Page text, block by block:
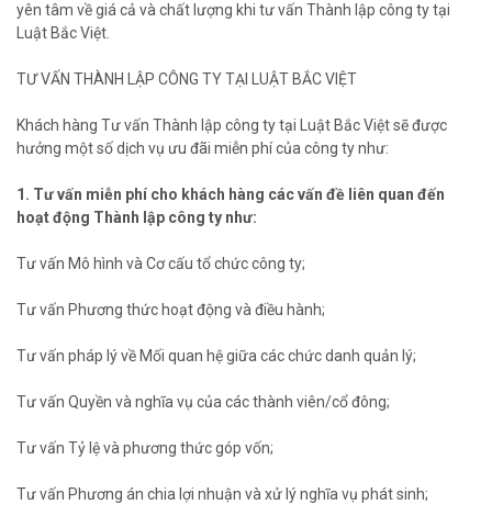
yên tâm về giá cả và chất lượng khi tư vấn Thành lập công ty tại
Luật Bắc Việt.
TƯ VẤN THÀNH LẬP CÔNG TY TẠI LUẬT BẮC VIỆT
Khách hàng Tư vấn Thành lập công ty tại Luật Bắc Việt sẽ được
hưởng một số dịch vụ ưu đãi miễn phí của công ty như:
1. Tư vấn miễn phí cho khách hàng các vấn đề liên quan đến
hoạt động Thành lập công ty như:
Tư vấn Mô hình và Cơ cấu tổ chức công ty;
Tư vấn Phương thức hoạt động và điều hành;
Tư vấn pháp lý về Mối quan hệ giữa các chức danh quản lý;
Tư vấn Quyền và nghĩa vụ của các thành viên/cổ đông;
Tư vấn Tỷ lệ và phương thức góp vốn;
Tư vấn Phương án chia lợi nhuận và xử lý nghĩa vụ phát sinh;